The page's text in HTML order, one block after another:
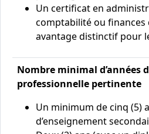
Un certificat en
comptabilité ou
avantage distinctif pour
Nombre minimal d’années
professionnelle pertinente
Un minimum de cinq (5)
d’enseignement